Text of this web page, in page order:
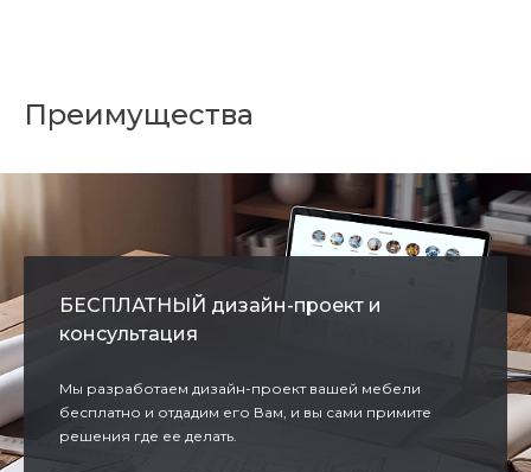
Преимущества
БЕСПЛАТНЫЙ дизайн-проект и
консультация
Мы разработаем дизайн-проект вашей мебели
бесплатно и отдадим его Вам, и вы сами примите
решения где ее делать.